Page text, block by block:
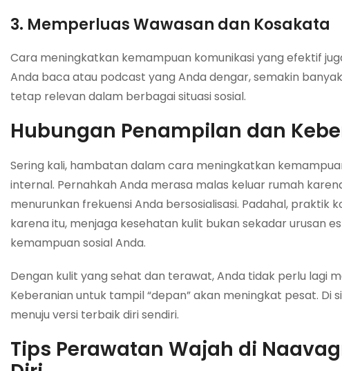
3. Memperluas Wawasan dan Kosakata
Cara meningkatkan kemampuan komunikasi yang efektif
Anda baca atau podcast yang Anda dengar, semakin
tetap relevan dalam berbagai situasi sosial.
Hubungan Penampilan dan
Sering kali, hambatan dalam cara meningkatkan
internal. Pernahkah Anda merasa malas keluar rumah
menurunkan frekuensi Anda bersosialisasi. Padahal, praktik
karena itu, menjaga kesehatan kulit bukan sekadar urusan
kemampuan sosial Anda.
Dengan kulit yang sehat dan terawat, Anda tidak perlu lagi
Keberanian untuk tampil “depan” akan meningkat pesat.
menuju versi terbaik diri sendiri.
Tips Perawatan Wajah di